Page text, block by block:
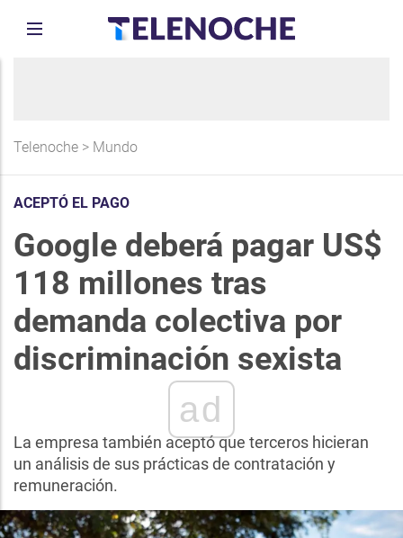
Telenoche > Mundo
ACEPTÓ EL PAGO
Google deberá pagar US$
118 millones tras
demanda colectiva por
discriminación sexista
ad
La empresa también aceptó que terceros hicieran
un análisis de sus prácticas de contratación y
remuneración.